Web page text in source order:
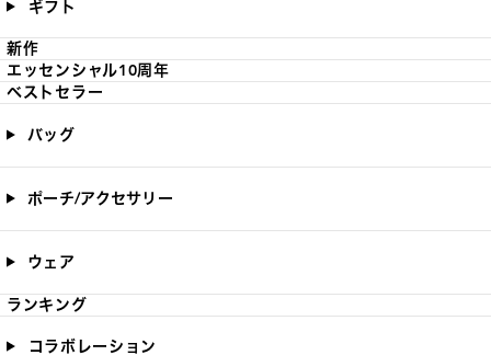
ギフト
新作
エッセンシャル10周年
ベストセラー
バッグ
ポーチ/アクセサリー
ウェア
ランキング
コラボレーション